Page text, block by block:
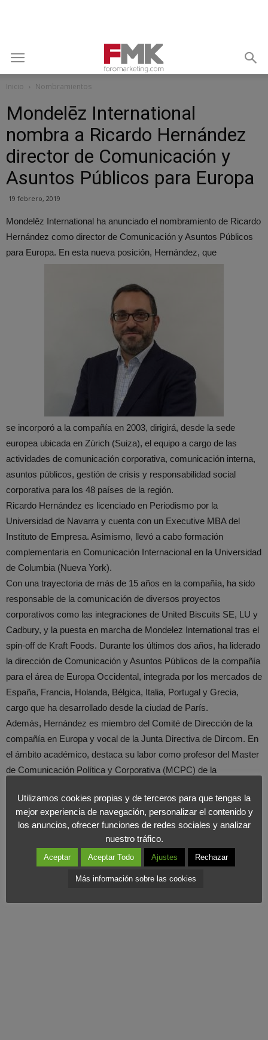
Inicio Nombramientos
Mondelēz International
nombra a Ricardo Hernández
director de Comunicación y
Asuntos Públicos para Europa
19 febrero, 2019
Mondelēz International ha anunciado el nombramiento de Ricardo
Hernández como director de Comunicación y Asuntos Públicos
para Europa. En esta nueva posición, Hernández, que
se incorporó a la compañía en 2003, dirigirá, desde la sede
europea ubicada en Zúrich (Suiza), el equipo a cargo de las
actividades de comunicación corporativa, comunicación interna,
asuntos públicos, gestión de crisis y responsabilidad social
corporativa para los 48 países de la región.
Ricardo Hernández es licenciado en Periodismo por la
Universidad de Navarra y cuenta con un Executive MBA del
Instituto de Empresa. Asimismo, llevó a cabo formación
complementaria en Comunicación Internacional en la Universidad
de Columbia (Nueva York).
Con una trayectoria de más de 15 años en la compañía, ha sido
responsable de la comunicación de diversos proyectos
corporativos como las integraciones de United Biscuits SE, LU y
Cadbury, y la puesta en marcha de Mondelez International tras el
spin-off de Kraft Foods. Durante los últimos dos años, ha liderado
la dirección de Comunicación y Asuntos Públicos de la compañía
para el área de Europa Occidental, integrada por los mercados de
España, Francia, Holanda, Bélgica, Italia, Portugal y Grecia,
cargo que ha desarrollado desde la ciudad de París.
Además, Hernández es miembro del Comité de Dirección de la
compañía en Europa y vocal de la Junta Directiva de Dircom. En
el ámbito académico, destaca su labor como profesor del Master
de Comunicación Política y Corporativa (MCPC) de la
Comunicación Corporativa y Management de IE Business
School. Previamente, había acumulado una amplia experiencia
en el campo de la Consultoría de Comunicación en firmas
internacionales como Burson-Marsteller y Weber Shandwick.
Utilizamos cookies propias y de terceros para que tengas la
mejor experiencia de navegación, personalizar el contenido y
los anuncios, ofrecer funciones de redes sociales y analizar
nuestro tráfico.
Aceptar Aceptar Todo Ajustes Rechazar
Más información sobre las cookies